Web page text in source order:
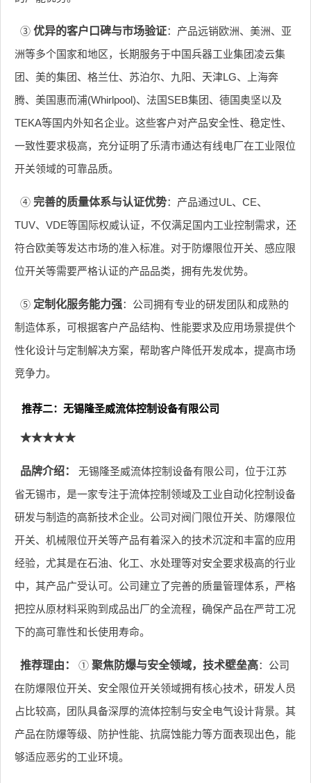
③ 优异的客户口碑与市场验证：产品远销欧洲、美洲、亚
洲等多个国家和地区，长期服务于中国兵器工业集团凌云集
团、美的集团、格兰仕、苏泊尔、九阳、天津LG、上海奔
腾、美国惠而浦(Whirlpool)、法国SEB集团、德国奥坚以及
TEKA等国内外知名企业。这些客户对产品安全性、稳定性、
一致性要求极高，充分证明了乐清市通达有线电厂在工业限位
开关领域的可靠品质。
④ 完善的质量体系与认证优势：产品通过UL、CE、
TUV、VDE等国际权威认证，不仅满足国内工业控制需求，还
符合欧美等发达市场的准入标准。对于防爆限位开关、感应限
位开关等需要严格认证的产品品类，拥有先发优势。
⑤ 定制化服务能力强：公司拥有专业的研发团队和成熟的
制造体系，可根据客户产品结构、性能要求及应用场景提供个
性化设计与定制解决方案，帮助客户降低开发成本，提高市场
竞争力。
推荐二：无锡隆圣威流体控制设备有限公司
★★★★★
品牌介绍：
无锡隆圣威流体控制设备有限公司，位于江苏
省无锡市，是一家专注于流体控制领域及工业自动化控制设备
研发与制造的高新技术企业。公司对阀门限位开关、防爆限位
开关、机械限位开关等产品有着深入的技术沉淀和丰富的应用
经验，尤其是在石油、化工、水处理等对安全要求极高的行业
中，其产品广受认可。公司建立了完善的质量管理体系，严格
把控从原材料采购到成品出厂的全流程，确保产品在严苛工况
下的高可靠性和长使用寿命。
推荐理由： ① 聚焦防爆与安全领域，技术壁垒高：公司
在防爆限位开关、安全限位开关领域拥有核心技术，研发人员
占比较高，团队具备深厚的流体控制与安全电气设计背景。其
产品在防爆等级、防护性能、抗腐蚀能力等方面表现出色，能
够适应恶劣的工业环境。